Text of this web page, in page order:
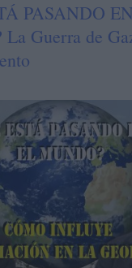
PASANDO
Guerra de